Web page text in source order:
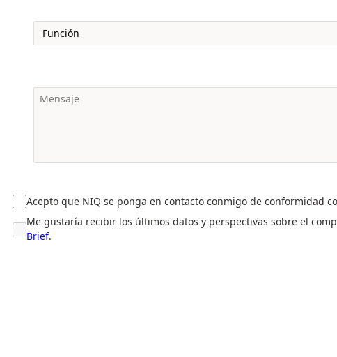
Acepto que NIQ se ponga en contacto conmigo de conformidad
Me gustaría recibir los últimos datos y perspectivas sobre el
Brief.